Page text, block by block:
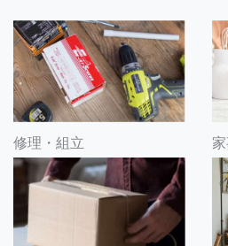
修理・組立